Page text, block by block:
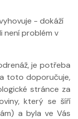
- dokáží
není problém v
je potřeba
toto doporučuje,
stránce za
který se šíří
a byla ve Vás